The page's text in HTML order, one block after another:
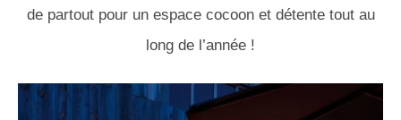
de partout pour un espace cocoon et détente tout au
long de l’année !